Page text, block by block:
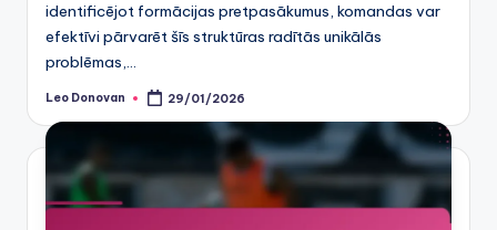
identificējot formācijas pretpasākumus, komandas var
efektīvi pārvarēt šīs struktūras radītās unikālās
problēmas,…
Posted
Leo Donovan 29/01/2026